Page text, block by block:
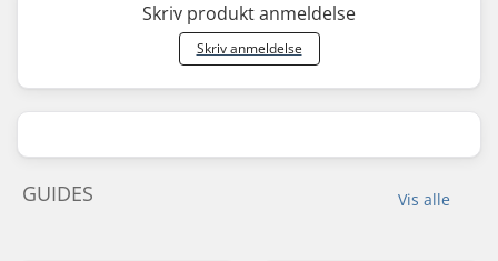
Skriv produkt anmeldelse
Skriv anmeldelse
Vis alle
GUIDES